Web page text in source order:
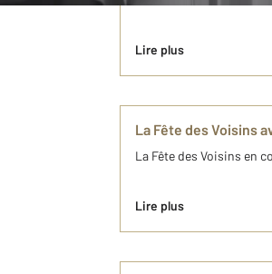
Lire plus
La Fête des Voisins
La Fête des Voisins en
Lire plus